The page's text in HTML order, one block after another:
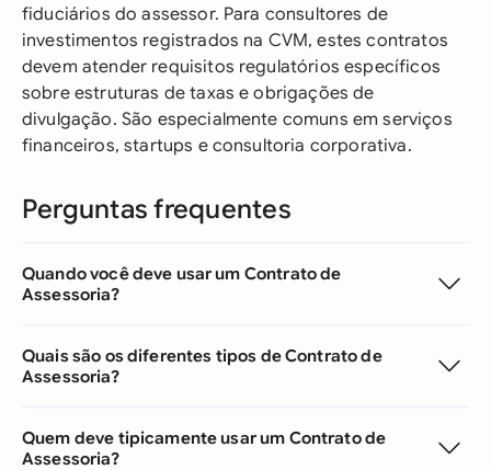
fiduciários do assessor. Para consultores de
investimentos registrados na CVM, estes contratos
devem atender requisitos regulatórios específicos
sobre estruturas de taxas e obrigações de
divulgação. São especialmente comuns em serviços
financeiros, startups e consultoria corporativa.
Perguntas frequentes
Quando você deve usar um Contrato de
Assessoria?
Quais são os diferentes tipos de Contrato de
Assessoria?
Quem deve tipicamente usar um Contrato de
Assessoria?